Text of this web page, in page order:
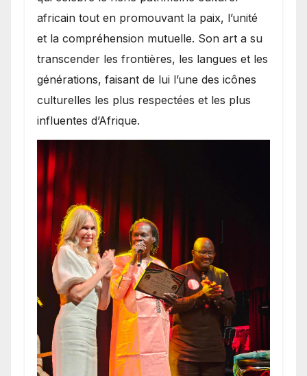
africain tout en promouvant la paix, l’unité
et la compréhension mutuelle. Son art a su
transcender les frontières, les langues et les
générations, faisant de lui l’une des icônes
culturelles les plus respectées et les plus
influentes d’Afrique.